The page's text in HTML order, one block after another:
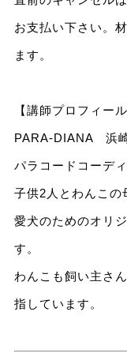
お支払い下さい。
ます。
【講師プロフィール
PARA-DIANA 浜
パラコードコーデ
子供2人とわんこの
愛犬のためのオリ
す。
わんこも飼い主さ
指しています。